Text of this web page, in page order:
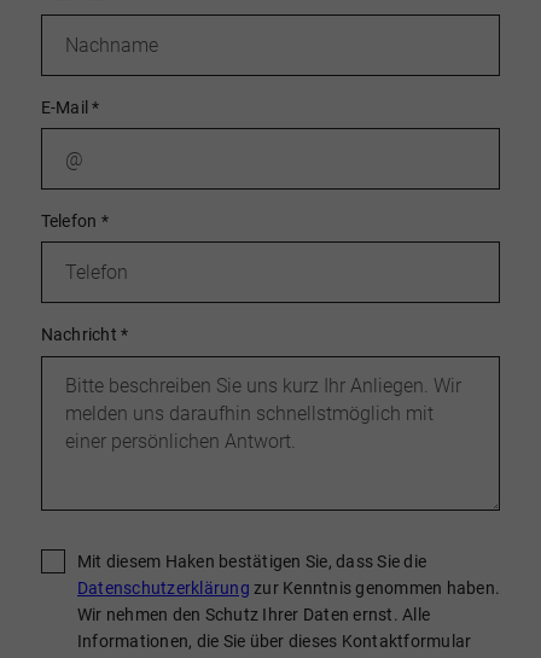
E-Mail*
Telefon *
Nachricht*
Mit diesem Haken bestätigen Sie, dass Sie die
Datenschutzerklärung zur Kenntnis genommen haben.
Wir nehmen den Schutz Ihrer Daten ernst. Alle
Informationen, die Sie über dieses Kontaktformular